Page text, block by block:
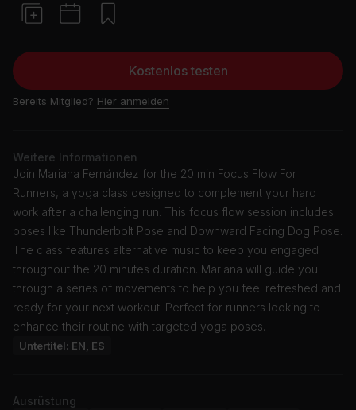
Kostenlos testen
Bereits Mitglied? Hier anmelden
Weitere Informationen
Join Mariana Fernández for the 20 min Focus Flow For
Runners, a yoga class designed to complement your hard
work after a challenging run. This focus flow session includes
poses like Thunderbolt Pose and Downward Facing Dog Pose.
The class features alternative music to keep you engaged
throughout the 20 minutes duration. Mariana will guide you
through a series of movements to help you feel refreshed and
ready for your next workout. Perfect for runners looking to
enhance their routine with targeted yoga poses.
Untertitel: EN, ES
Ausrüstung